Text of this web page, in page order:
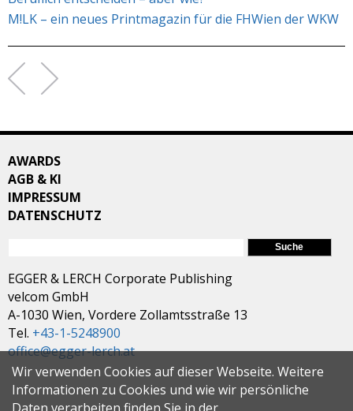
M!LK – ein neues Printmagazin für die FHWien der WKW
AWARDS
AGB & KI
IMPRESSUM
DATENSCHUTZ
EGGER & LERCH Corporate Publishing
velcom GmbH
A-1030 Wien, Vordere Zollamtsstraße 13
Tel. +43-1-5248900
office@egger-lerch.at
Wir verwenden Cookies auf dieser Webseite. Weitere
Informationen zu Cookies und wie wir persönliche